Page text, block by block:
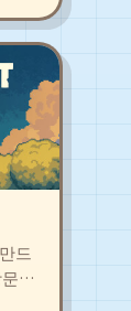
드
합
을